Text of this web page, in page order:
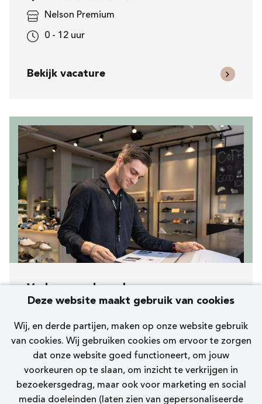
Deze website maakt gebruik van cookies
Wij, en derde partijen, maken op onze website gebruik
van cookies. Wij gebruiken cookies om ervoor te zorgen
dat onze website goed functioneert, om jouw
voorkeuren op te slaan, om inzicht te verkrijgen in
bezoekersgedrag, maar ook voor marketing en social
media doeleinden (laten zien van gepersonaliseerde
Nelson Premium
0 - 12 uur
Bekijk vacature
Verkoopmedewerker
Nelson Premium
10 - 15 uur
Bekijk vacature